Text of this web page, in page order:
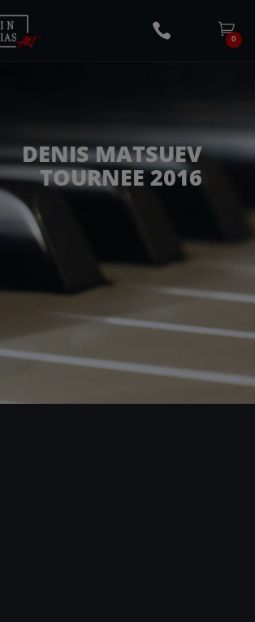
0
DENIS MATSUEV
TOURNEE 2016